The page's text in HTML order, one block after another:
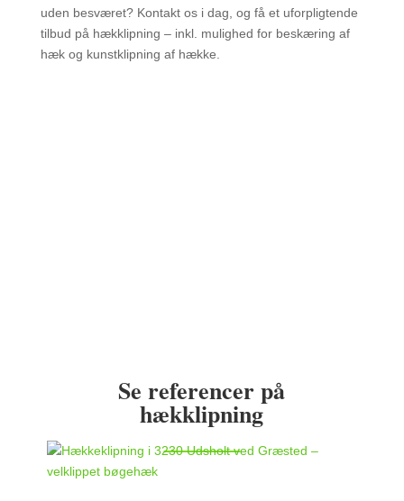
uden besværet? Kontakt os i dag, og få et uforpligtende
tilbud på hækklipning – inkl. mulighed for beskæring af
hæk og kunstklipning af hække.
Se referencer på
hækklipning